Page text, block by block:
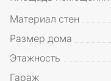
Материал стен
Размер дома
Этажность
Гараж